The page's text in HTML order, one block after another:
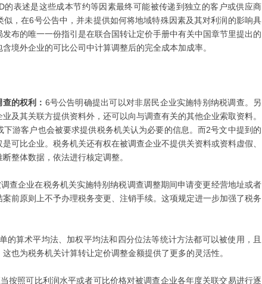
的表述是这些成本节约等因素最终可能被传递到独立的客户或供应商
，在6号公告中，并未提供如何将地域特殊因素及其对利润的影响具
布的唯一一份指引是在联合国转让定价手册中有关中国章节里提出的
境外企业的可比公司中计算调整后的完全成本加成率。
的权利： 6号公告明确提出可以对非居民企业实施特别纳税调查。另
及其关联方提供资料外，还可以向与调查有关的其他企业索取资料。
游客户也会被要求提供税务机关认为必要的信息。而2号文中提到的
可比企业。税务机关还有权在被调查企业不提供关资料或资料虚假、
整体数据，依法进行核定调整。
查企业在税务机关实施特别纳税调查调整期间申请变更经营地址或者
前原则上不予办理税务变更、注销手续。这项规定进一步加强了税务
的算术平均法、加权平均法和四分位法等统计方法都可以被使用，且
也为税务机关计算转让定价调整金额提供了更多的灵活性。
按照可比利润水平或者可比价格对被调查企业各年度关联交易进行逐